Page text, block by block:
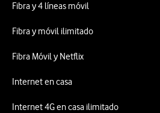
Fibra y 4 líneas móvil
Fibra y móvil ilimitado
Fibra Móvil y Netflix
Internet en casa
Internet 4G en casa ilimitado